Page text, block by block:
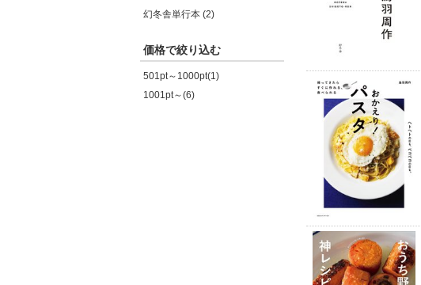
幻冬舎単行本 (2)
価格で絞り込む
501pt～1000pt(1)
1001pt～(6)